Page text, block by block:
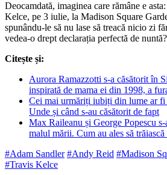
Deocamdată, imaginea care rămâne e
Kelce, pe 3 iulie, la Madison Square
spunându-le să nu lase să treacă nicio zi
vedea-o drept declarația perfectă de nuntă?
Citește și:
Aurora Ramazzotti s-a căsătorit în
inspirată de mama ei din 1998, a
Cei mai urmăriți iubiți din lume ar fi
Unde și când s-au căsătorit de fapt
Max Raileanu și George Popescu
malul mării. Cum au ales să
#Adam Sandler #Andy Reid #Madison
#Travis Kelce